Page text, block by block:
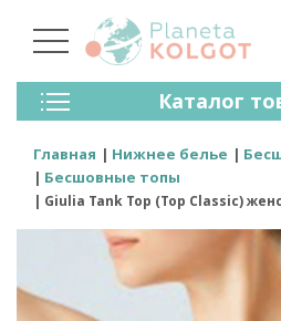
Каталог
Колготки
Чулки
Лосины (леггинсы)
Носки И Гольфы
Для Мужчин
Для Детей
Бренды
Главная Нижнее белье
Бесшовные топы
Giulia Tank Top (Top Classic)